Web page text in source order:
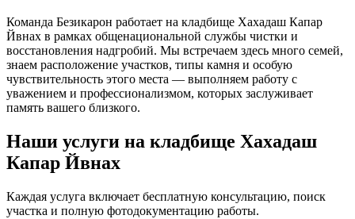
Команда Безикарон работает на кладбище Хахадаш Капар
Йвнах в рамках общенациональной службы чистки и
восстановления надгробий. Мы встречаем здесь много семей,
знаем расположение участков, типы камня и особую
чувствительность этого места — выполняем работу с
уважением и профессионализмом, которых заслуживает
память вашего близкого.
Наши услуги на кладбище Хахадаш
Капар Йвнах
Каждая услуга включает бесплатную консультацию, поиск
участка и полную фотодокументацию работы.